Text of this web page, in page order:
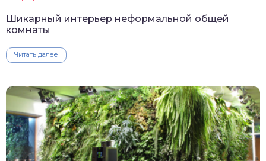
Шикарный интерьер неформальной общей
комнаты
Читать далее